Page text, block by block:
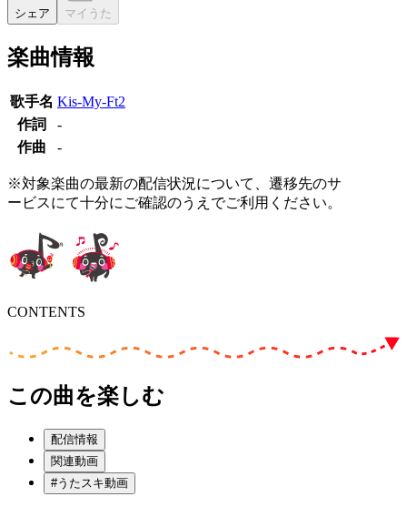
シェア マイうた
楽曲情報
歌手名 Kis-My-Ft2
作詞
-
作曲
-
※対象楽曲の最新の配信状況について、遷移先のサ
ービスにて十分にご確認のうえでご利用ください。
CONTENTS
この曲を楽しむ
配信情報
関連動画
#うたスキ動画